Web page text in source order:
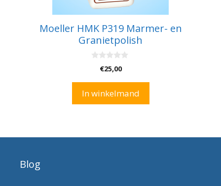
Moeller HMK P319 Marmer- en
Granietpolish
5
€25,00
In winkelmand
Blog